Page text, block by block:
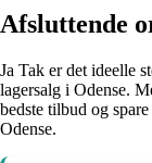
Afsluttende
Ja Tak er det ideelle
lagersalg i Odense.
bedste tilbud og
Odense.